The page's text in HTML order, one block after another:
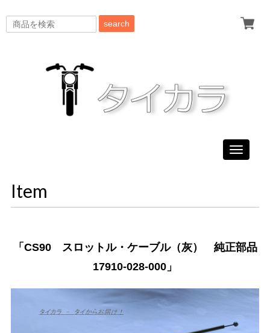
search
Toggle
Item
「CS90 スロットル・ケーブル（灰） 純正部品
17910-028-000」